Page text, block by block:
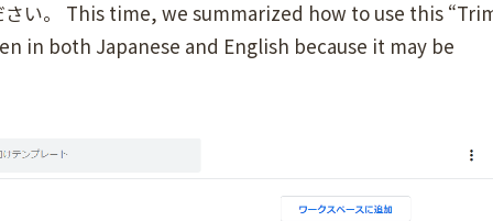
さい。 This time, we summarized how to use this
in both Japanese and English because it may be